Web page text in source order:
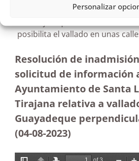
Personalizar
Solicitud al
posibilita el vallado en unas
Resolución de
solicitud de información
Ayuntamiento de Santa
Tirajana relativa a
Guayadeque
(04-08-2023)